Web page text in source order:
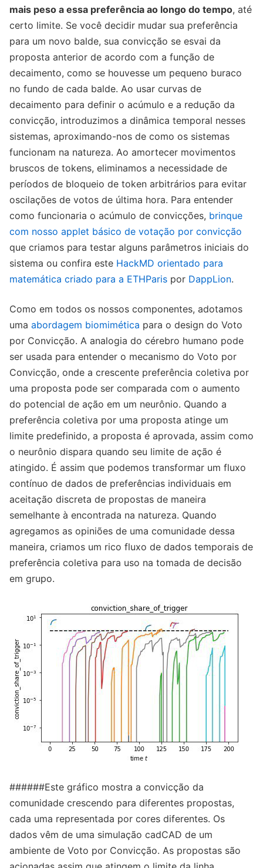
mais peso a essa preferência ao longo do tempo, até
certo limite. Se você decidir mudar sua preferência
para um novo balde, sua convicção se esvai da
proposta anterior de acordo com a função de
decaimento, como se houvesse um pequeno buraco
no fundo de cada balde. Ao usar curvas de
decaimento para definir o acúmulo e a redução da
convicção, introduzimos a dinâmica temporal nesses
sistemas, aproximando-nos de como os sistemas
funcionam na natureza. Ao amortecer movimentos
bruscos de tokens, eliminamos a necessidade de
períodos de bloqueio de token arbitrários para evitar
oscilações de votos de última hora. Para entender
como funcionaria o acúmulo de convicções, brinque
com nosso applet básico de votação por convicção
que criamos para testar alguns parâmetros iniciais do
sistema ou confira este HackMD orientado para
matemática criado para a ETHParis por DappLion.
Como em todos os nossos componentes, adotamos
uma abordagem biomimética para o design do Voto
por Convicção. A analogia do cérebro humano pode
ser usada para entender o mecanismo do Voto por
Convicção, onde a crescente preferência coletiva por
uma proposta pode ser comparada com o aumento
do potencial de ação em um neurônio. Quando a
preferência coletiva por uma proposta atinge um
limite predefinido, a proposta é aprovada, assim como
o neurônio dispara quando seu limite de ação é
atingido. É assim que podemos transformar um fluxo
contínuo de dados de preferências individuais em
aceitação discreta de propostas de maneira
semelhante à encontrada na natureza. Quando
agregamos as opiniões de uma comunidade dessa
maneira, criamos um rico fluxo de dados temporais de
preferência coletiva para uso na tomada de decisão
em grupo.
######Este gráfico mostra a convicção da
comunidade crescendo para diferentes propostas,
cada uma representada por cores diferentes. Os
dados vêm de uma simulação cadCAD de um
ambiente de Voto por Convicção. As propostas são